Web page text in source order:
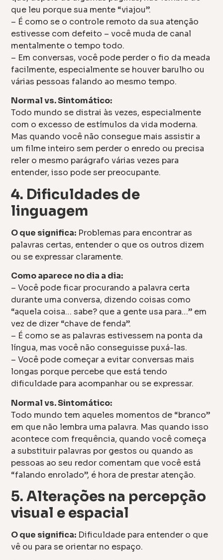
que leu porque sua mente “viajou”.
– É como se o controle remoto da sua atenção
estivesse com defeito – você muda de canal
mentalmente o tempo todo.
– Em conversas, você pode perder o fio da meada
facilmente, especialmente se houver barulho ou
várias pessoas falando ao mesmo tempo.
Normal vs. Sintomático:
Todo mundo se distrai às vezes, especialmente
com o excesso de estímulos da vida moderna.
Mas quando você não consegue mais assistir a
um filme inteiro sem perder o enredo ou precisa
reler o mesmo parágrafo várias vezes para
entender, isso pode ser preocupante.
4. Dificuldades de
linguagem
O que significa: Problemas para encontrar as
palavras certas, entender o que os outros dizem
ou se expressar claramente.
Como aparece no dia a dia:
– Você pode ficar procurando a palavra certa
durante uma conversa, dizendo coisas como
“aquela coisa… sabe? que a gente usa para…” em
vez de dizer “chave de fenda”.
– É como se as palavras estivessem na ponta da
língua, mas você não conseguisse puxá-las.
– Você pode começar a evitar conversas mais
longas porque percebe que está tendo
dificuldade para acompanhar ou se expressar.
Normal vs. Sintomático:
Todo mundo tem aqueles momentos de “branco”
em que não lembra uma palavra. Mas quando isso
acontece com frequência, quando você começa
a substituir palavras por gestos ou quando as
pessoas ao seu redor comentam que você está
“falando enrolado”, é hora de prestar atenção.
5. Alterações na percepção
visual e espacial
O que significa: Dificuldade para entender o que
vê ou para se orientar no espaço.